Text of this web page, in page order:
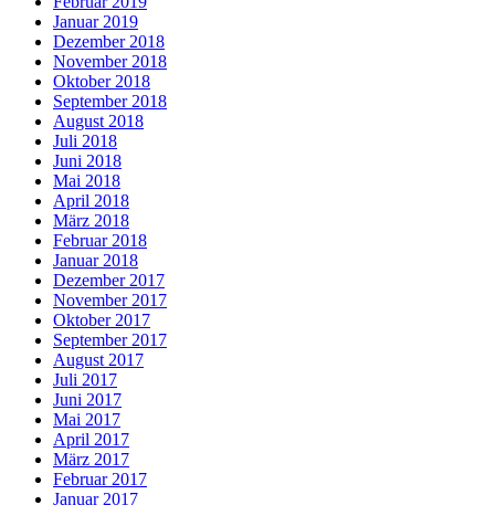
Januar 2019
Dezember 2018
November 2018
Oktober 2018
September 2018
August 2018
Juli 2018
Juni 2018
Mai 2018
April 2018
März 2018
Februar 2018
Januar 2018
Dezember 2017
November 2017
Oktober 2017
September 2017
August 2017
Juli 2017
Juni 2017
Mai 2017
April 2017
März 2017
Februar 2017
Januar 2017